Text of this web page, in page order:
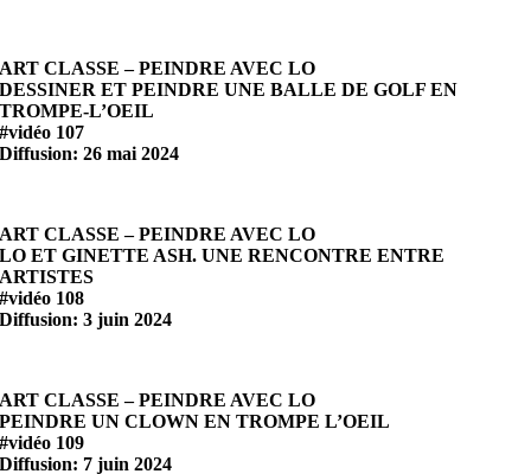
ART CLASSE – PEINDRE AVEC LO
DESSINER ET PEINDRE UNE BALLE DE GOLF EN
TROMPE-L’OEIL
#vidéo 107
Diffusion: 26 mai 2024
ART CLASSE – PEINDRE AVEC LO
LO ET GINETTE ASH. UNE RENCONTRE ENTRE
ARTISTES
#vidéo 108
Diffusion: 3 juin 2024
ART CLASSE – PEINDRE AVEC LO
PEINDRE UN CLOWN EN TROMPE L’OEIL
#vidéo 109
Diffusion: 7 juin 2024